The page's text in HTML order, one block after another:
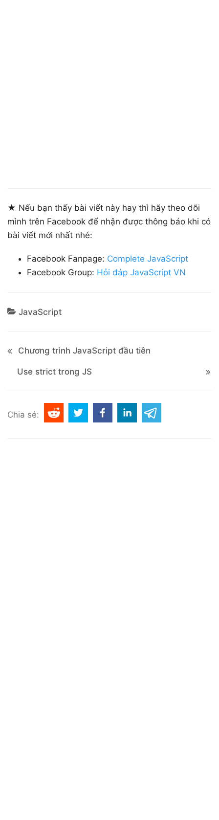
★ Nếu bạn thấy bài viết này hay thì hãy theo dõi
mình trên Facebook để nhận được thông báo khi có
bài viết mới nhất nhé:
Facebook Fanpage: Complete JavaScript
Facebook Group: Hỏi đáp JavaScript VN
JavaScript
Chương trình JavaScript đầu tiên
Use strict trong JS
Chia sẻ: